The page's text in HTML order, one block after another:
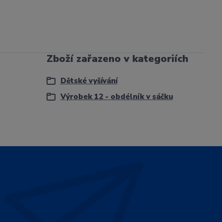
Zboží zařazeno v kategoriích
Dětské vyšívání
Výrobek 12 - obdélník v sáčku